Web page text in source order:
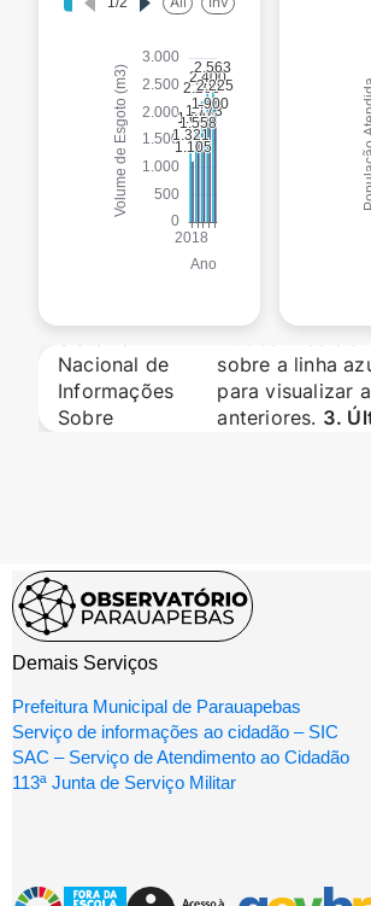
Demais Serviços
Prefeitura Municipal de Parauapebas
Serviço de informações ao cidadão – SIC
SAC – Serviço de Atendimento ao Cidadão
113ª Junta de Serviço Militar